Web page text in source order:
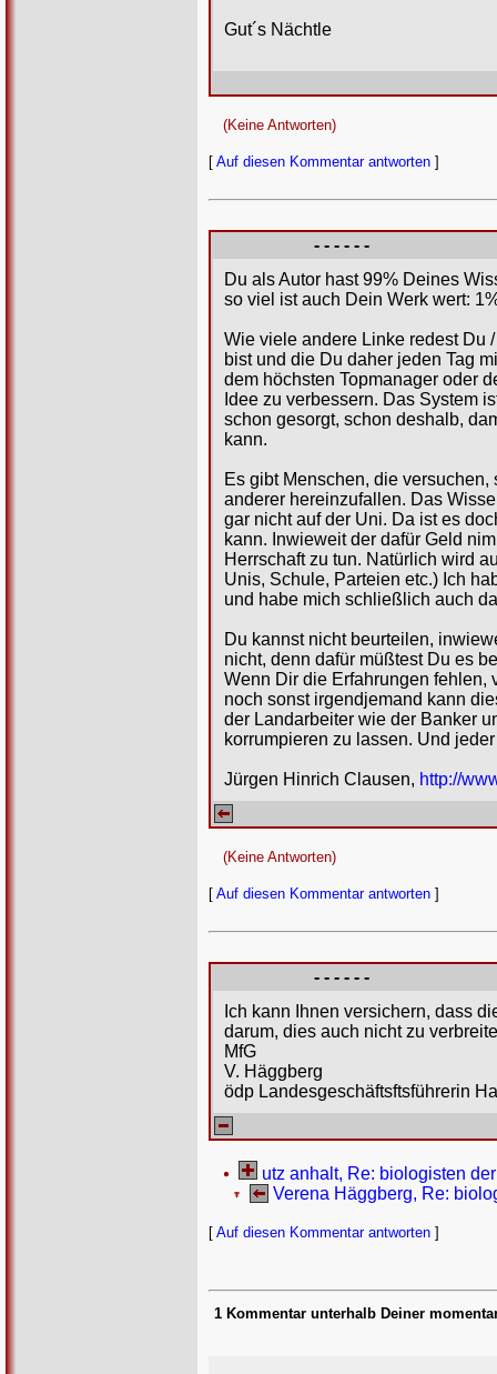
Gut´s Nächtle
(Keine Antworten)
[ Auf diesen Kommentar antworten ]
- - - - - -
Du als Autor hast 99% Deines
so viel ist auch Dein Werk wert:
Wie viele andere Linke redest Du
bist und die Du daher jeden Tag
dem höchsten Topmanager oder
Idee zu verbessern. Das System
schon gesorgt, schon deshalb,
kann.
Es gibt Menschen, die
anderer hereinzufallen. Das
gar nicht auf der Uni. Da ist es
kann. Inwieweit der dafür Geld
Herrschaft zu tun. Natürlich wird
Unis, Schule, Parteien etc.) Ich
und habe mich schließlich auch
Du kannst nicht beurteilen,
nicht, denn dafür müßtest Du es
Wenn Dir die Erfahrungen fehlen,
noch sonst irgendjemand kann
der Landarbeiter wie der Banker
korrumpieren zu lassen. Und
Jürgen Hinrich Clausen, http://
(Keine Antworten)
[ Auf diesen Kommentar antworten ]
- - - - - -
Ich kann Ihnen versichern, dass
darum, dies auch nicht zu
MfG
V. Häggberg
ödp Landesgeschäftsftsführerin
utz anhalt, Re: biologisten
Verena Häggberg, Re:
[ Auf diesen Kommentar antworten ]
1 Kommentar unterhalb Deiner